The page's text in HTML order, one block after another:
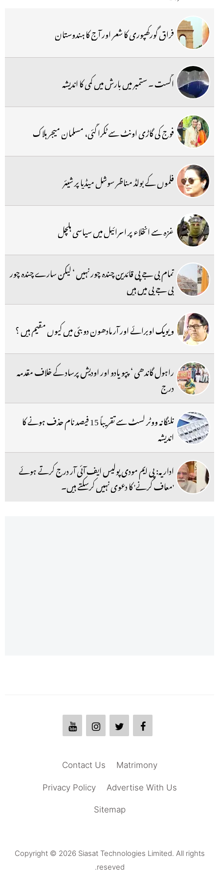
فراق گورکھپوری کا شعر اور آج کا ہندوستان
اگست ۔ ستمبر میں بارش میں کمی کا اندیشہ
فوج کی گاڑی اونٹ سے ٹکرا گئی، مسلمان میجر ہلاک
فلموں کے بولڈ مناظر سوشل میڈیا پر شیئر
غزہ سے انخلاء پر اسرائیل میں سیاسی ہلچل
تمام بی جے پی قائدین چندہ چور نہیں ‘ لیکن سارے چندہ چور
بی جے پی میں ہیں
ویویک اوبرائے اور آر مادھون دوبئی میں کیوں مقیم ہیں ؟
راہول گاندھی ‘ پپو یادو اور اودیش پرساد کے خلاف مقدمہ
درج
تلنگانہ ووٹر لسٹ سے تقریباً 15 فیصد نام حذف ہونے کا
اندیشہ
اداریہ: پی ایم مودی پولیس ایف آئی آر درج کرتے ہوئے
'معاف کرنے' کا دعوی نہیں کرسکتے ہیں۔
Matrimony
Contact Us
Advertise With Us
Privacy Policy
Sitemap
Copyright © 2026 Siasat Technologies Limited. All rights
reseved.